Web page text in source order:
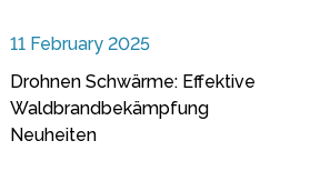
11 February 2025
Drohnen Schwärme: Effektive
Waldbrandbekämpfung
Neuheiten